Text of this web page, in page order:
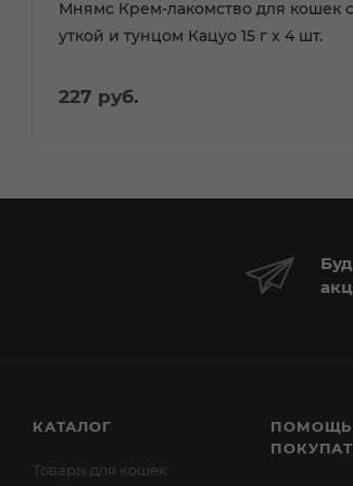
Мнямс Крем-лакомство для кошек с
уткой и тунцом Кацуо 15 г х 4 шт.
227 руб.
КАТАЛОГ
Товары для кошек
ПОМОЩЬ